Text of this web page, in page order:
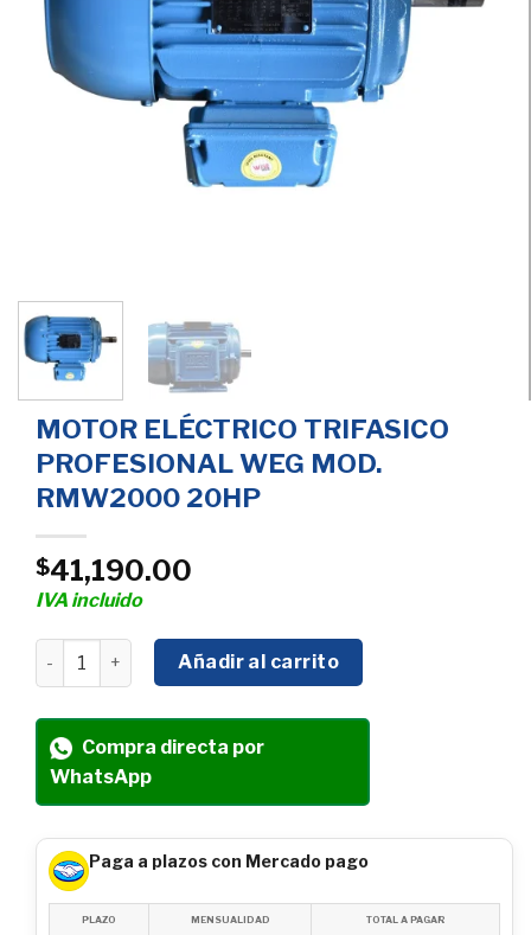
MOTOR ELÉCTRICO TRIFASICO
PROFESIONAL WEG MOD.
RMW2000 20HP
$41,190.00
IVA incluido
MOTOR ELÉCTRICO TRIFASICO PROFESIONAL WEG
Añadir al carrito
Compra directa por
WhatsApp
Paga a plazos con Mercado pago
PLAZO MENSUALIDAD TOTAL A PAGAR